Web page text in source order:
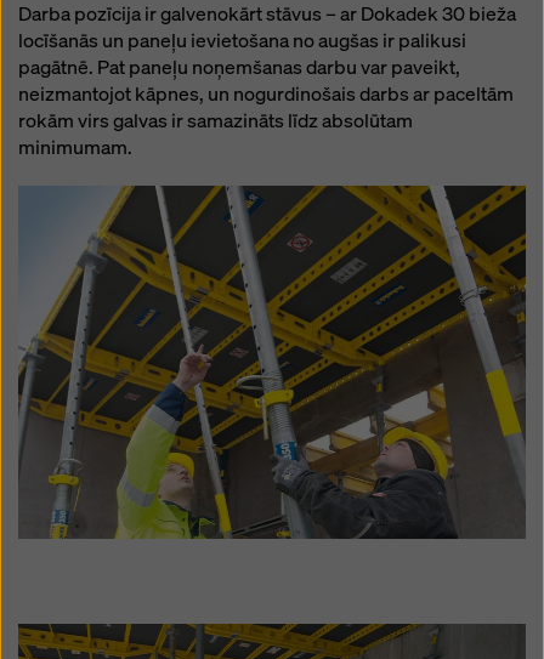
Darba pozīcija ir galvenokārt stāvus – ar Dokadek 30 bieža
locīšanās un paneļu ievietošana no augšas ir palikusi
pagātnē. Pat paneļu noņemšanas darbu var paveikt,
neizmantojot kāpnes, un nogurdinošais darbs ar paceltām
rokām virs galvas ir samazināts līdz absolūtam
minimumam.